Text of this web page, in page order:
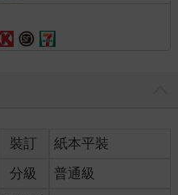
裡蹓躂，她住在建國南路，就
她在〈驀然回首〉裡寫著那
作是她的繪畫老師「五月畫
平常的感性，小說裡提到
分浪漫離奇人鬼戀的片子，
裝訂
紙本平裝
分級 普通級